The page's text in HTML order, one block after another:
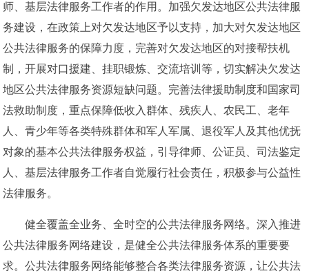
师、基层法律服务工作者的作用。加强欠发达地区公共法律服
务建设，在政策上对欠发达地区予以支持，加大对欠发达地区
公共法律服务的保障力度，完善对欠发达地区的对接帮扶机
制，开展对口援建、挂职锻炼、交流培训等，切实解决欠发达
地区公共法律服务资源短缺问题。完善法律援助制度和国家司
法救助制度，重点保障低收入群体、残疾人、农民工、老年
人、青少年等各类特殊群体和军人军属、退役军人及其他优抚
对象的基本公共法律服务权益，引导律师、公证员、司法鉴定
人、基层法律服务工作者自觉履行社会责任，积极参与公益性
法律服务。
健全覆盖全业务、全时空的公共法律服务网络。深入推进
公共法律服务网络建设，是健全公共法律服务体系的重要要
求。公共法律服务网络能够整合各类法律服务资源，让公共法